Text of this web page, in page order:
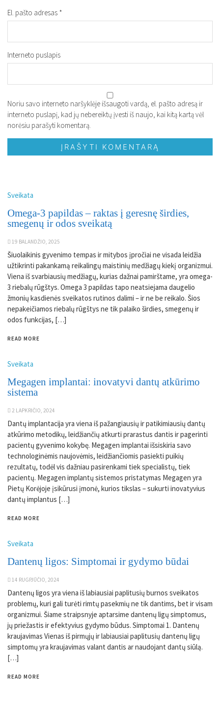
El. pašto adresas *
Interneto puslapis
Noriu savo interneto naršyklėje išsaugoti vardą, el. pašto adresą ir
interneto puslapį, kad jų nebereiktų įvesti iš naujo, kai kitą kartą vėl
norėsiu parašyti komentarą.
Sveikata
Omega-3 papildas – raktas į geresnę širdies,
smegenų ir odos sveikatą
19 BALANDŽIO, 2025
Šiuolaikinis gyvenimo tempas ir mitybos įpročiai ne visada leidžia
užtikrinti pakankamą reikalingų maistinių medžiagų kiekį organizmui.
Viena iš svarbiausių medžiagų, kurias dažnai pamirštame, yra omega-
3 riebalų rūgštys. Omega 3 papildas tapo neatsiejama daugelio
žmonių kasdienės sveikatos rutinos dalimi – ir ne be reikalo. Šios
nepakeičiamos riebalų rūgštys ne tik palaiko širdies, smegenų ir
odos funkcijas, […]
READ MORE
Sveikata
Megagen implantai: inovatyvi dantų atkūrimo
sistema
2 LAPKRIČIO, 2024
Dantų implantacija yra viena iš pažangiausių ir patikimiausių dantų
atkūrimo metodikų, leidžiančių atkurti prarastus dantis ir pagerinti
pacientų gyvenimo kokybę. Megagen implantai išsiskiria savo
technologinėmis naujovėmis, leidžiančiomis pasiekti puikių
rezultatų, todėl vis dažniau pasirenkami tiek specialistų, tiek
pacientų. Megagen implantų sistemos pristatymas Megagen yra
Pietų Korėjoje įsikūrusi įmonė, kurios tikslas – sukurti inovatyvius
dantų implantus […]
READ MORE
Sveikata
Dantenų ligos: Simptomai ir gydymo būdai
14 RUGPJŪČIO, 2024
Dantenų ligos yra viena iš labiausiai paplitusių burnos sveikatos
problemų, kuri gali turėti rimtų pasekmių ne tik dantims, bet ir visam
organizmui. Šiame straipsnyje aptarsime dantenų ligų simptomus,
jų priežastis ir efektyvius gydymo būdus. Simptomai 1. Dantenų
kraujavimas Vienas iš pirmųjų ir labiausiai paplitusių dantenų ligų
simptomų yra kraujavimas valant dantis ar naudojant dantų siūlą.
[…]
READ MORE